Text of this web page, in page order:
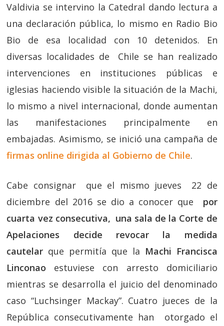
Valdivia se intervino la Catedral dando lectura a
una declaración pública, lo mismo en Radio Bio
Bio de esa localidad con 10 detenidos. En
diversas localidades de Chile se han realizado
intervenciones en instituciones públicas e
iglesias haciendo visible la situación de la Machi,
lo mismo a nivel internacional, donde aumentan
las manifestaciones principalmente en
embajadas. Asimismo, se inició una campaña de
firmas online dirigida al Gobierno de Chile.
Cabe consignar que el mismo jueves 22 de
diciembre del 2016 se dio a conocer que por
cuarta vez consecutiva, una sala de la Corte de
Apelaciones decide revocar la medida
cautelar que permitía que la Machi Francisca
Linconao estuviese con arresto domiciliario
mientras se desarrolla el juicio del denominado
caso “Luchsinger Mackay”. Cuatro jueces de la
República consecutivamente han otorgado el